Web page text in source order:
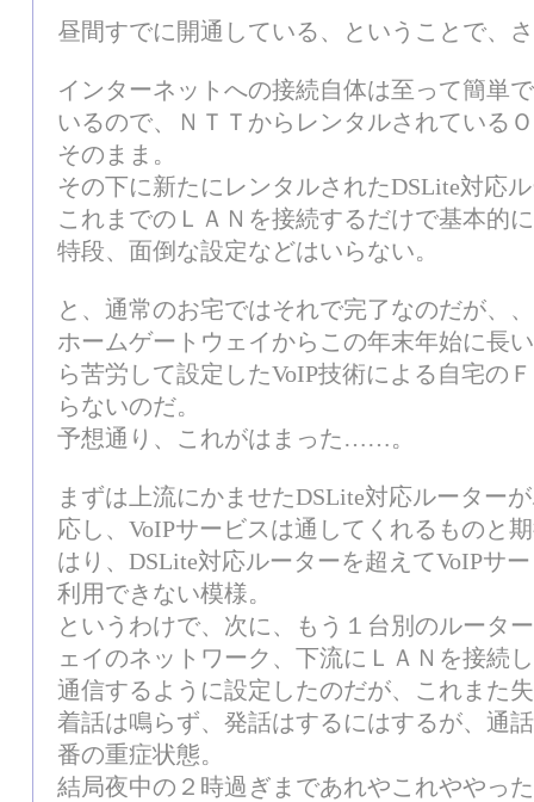
昼間すでに開通している、ということで、
インターネットへの接続自体は至って簡単
いるので、ＮＴＴからレンタルされている
そのまま。
その下に新たにレンタルされたDSLite対応
これまでのＬＡＮを接続するだけで基本的
特段、面倒な設定などはいらない。
と、通常のお宅ではそれで完了なのだが、
ホームゲートウェイからこの年末年始に長
ら苦労して設定したVoIP技術による自宅の
らないのだ。
予想通り、これがはまった……。
まずは上流にかませたDSLite対応ルーター
応し、VoIPサービスは通してくれるものと
はり、DSLite対応ルーターを超えてVoIPサ
利用できない模様。
というわけで、次に、もう１台別のルータ
ェイのネットワーク、下流にＬＡＮを接続
通信するように設定したのだが、これまた
着話は鳴らず、発話はするにはするが、通
番の重症状態。
結局夜中の２時過ぎまであれやこれややっ